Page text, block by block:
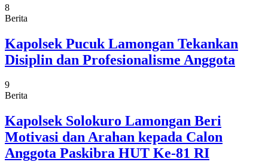
8
Berita
Kapolsek Pucuk Lamongan Tekankan
Disiplin dan Profesionalisme Anggota
9
Berita
Kapolsek Solokuro Lamongan Beri
Motivasi dan Arahan kepada Calon
Anggota Paskibra HUT Ke-81 RI